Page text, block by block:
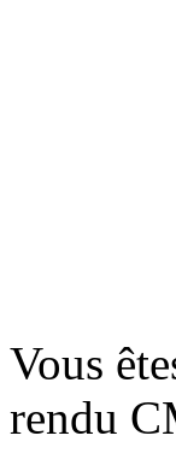
Vous
rendu